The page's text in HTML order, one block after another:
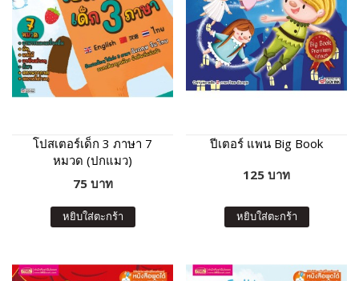
โปสเตอร์เด็ก 3 ภาษา 7
หมวด (ปกแมว)
75 บาท
หยิบใส่ตะกร้า
ปีเตอร์ แพน Big Book
125 บาท
หยิบใส่ตะกร้า